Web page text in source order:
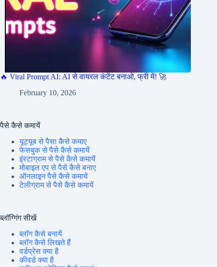
🔥 Viral Prompt AI: AI से वायरल कंटेंट बनाओ, फ्री में! 🚀
February 10, 2026
पैसे कैसे कमायें
यूट्यूब से पैसा कैसे कमाए
फेसबुक से पैसे कैसे कमायें
इंस्टाग्राम से पैसे कैसे कमायें
मोबाइल एप से पैसे कैसे बनाए
ऑनलाइन पैसे कैसे कमायें
टेलीग्राम से पैसे कैसे कमायें
ब्लॉग्गिंग सीखें
ब्लॉग कैसे बनायें
ब्लॉग कैसे लिखते हैं
वर्डप्रेस क्या है
कीवर्ड क्या है